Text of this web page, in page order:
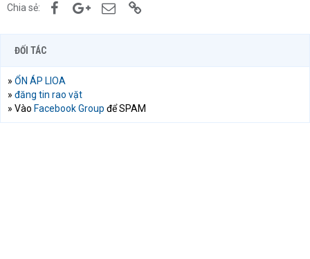
Chia sẻ: FacebookGoogle+Email
ĐỐI TÁC
» ỔN ÁP LIOA
» đăng tin rao vặt
» Vào Facebook Group để SPAM